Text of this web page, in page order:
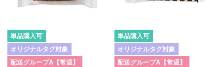
単品購入可
オリジナルタグ対象
配送グループA【常温】
単品購入可
オリジナルタグ対象
配送グループA【常温】